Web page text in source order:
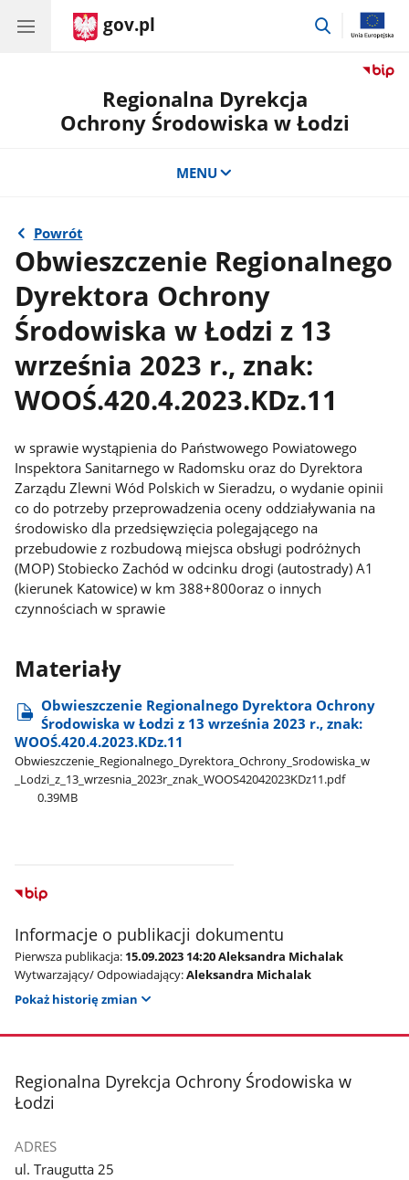
gov.pl
przejdź
Regionalna Dyrekcja
Ochrony Środowiska w Łodzi
MENU
Powrót
Obwieszczenie Regionalnego
Dyrektora Ochrony
Środowiska w Łodzi z 13
września 2023 r., znak:
WOOŚ.420.4.2023.KDz.11
w sprawie wystąpienia do Państwowego Powiatowego
Inspektora Sanitarnego w Radomsku oraz do Dyrektora
Zarządu Zlewni Wód Polskich w Sieradzu, o wydanie opinii
co do potrzeby przeprowadzenia oceny oddziaływania na
środowisko dla przedsięwzięcia polegającego na
przebudowie z rozbudową miejsca obsługi podróżnych
(MOP) Stobiecko Zachód w odcinku drogi (autostrady) A1
(kierunek Katowice) w km 388+800oraz o innych
czynnościach w sprawie
Materiały
Obwieszczenie Regionalnego Dyrektora Ochrony
Środowiska w Łodzi z 13 września 2023 r., znak:
WOOŚ.420.4.2023.KDz.11
Obwieszczenie​_Regionalnego​_Dyrektora​_Ochrony​_Srodowiska​_w​
_Lodzi​_z​_13​_wrzesnia​_2023r​_znak​_WOOS42042023KDz11.pdf
0.39MB
Informacje o publikacji dokumentu
Pierwsza publikacja: 15.09.2023 14:20 Aleksandra Michalak
Wytwarzający/ Odpowiadający:Aleksandra Michalak
Pokaż historię zmian
stopka
Regionalna Dyrekcja Ochrony Środowiska w
Łodzi
ADRES
ul. Traugutta 25